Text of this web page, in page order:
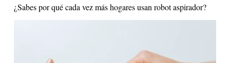
¿Sabes por qué cada vez más hogares usan robot aspirador?